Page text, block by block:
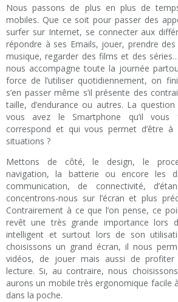
Nous passons de plus en plus de
mobiles. Que ce soit pour passer des
surfer sur Internet, se connecter aux
répondre à ses Emails, jouer, prendre
musique, regarder des films et des
nous accompagne toute la journée
force de l’utiliser quotidiennement, on
s’en passer même s’il présente des
taille, d’endurance ou autres. La
vous avez le Smartphone qu’il
correspond et qui vous permet d’être à
situations ?
Mettons de côté, le design, le
navigation, la batterie ou encore les
communication, de connectivité,
concentrons-nous sur l’écran et plus
Contrairement à ce que l’on pense, ce
revêt une très grande importance lors
intelligent et surtout lors de son
choisissons un grand écran, il nous
vidéos, de jouer mais aussi de profiter
lecture. Si, au contraire, nous
aurons un mobile très ergonomique facile
dans la poche.